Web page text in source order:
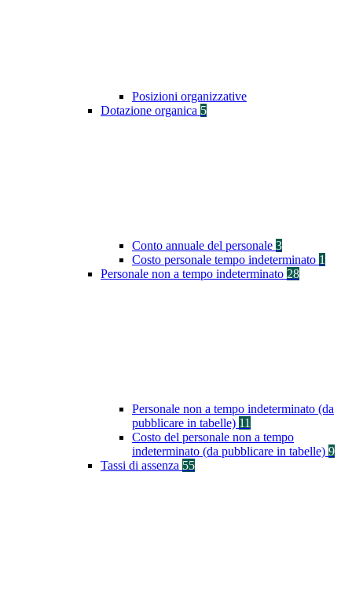
Posizioni organizzative
Dotazione organica 5
Conto annuale del personale 3
Costo personale tempo indeterminato 1
Personale non a tempo indeterminato 28
Personale non a tempo indeterminato (da
pubblicare in tabelle) 11
Costo del personale non a tempo
indeterminato (da pubblicare in tabelle) 9
Tassi di assenza 55